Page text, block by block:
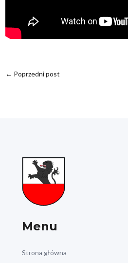
← Poprzedni post
Menu
Strona główna